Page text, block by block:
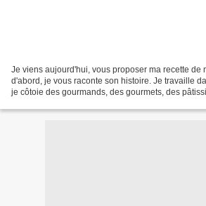
Je viens aujourd'hui, vous proposer ma recette de
d'abord, je vous raconte son histoire. Je travaille
je côtoie des gourmands, des gourmets, des